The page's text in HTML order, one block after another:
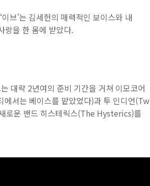
브’는 김세헌의 매력적인 보이스와 내
랑을 한 몸에 받았다.
대략 2년여의 준비 기간을 거쳐 이모코어
서는 베이스를 맡았었다)과 투 인디언(Tw
로운 밴드 히스테릭스(The Hysterics)를